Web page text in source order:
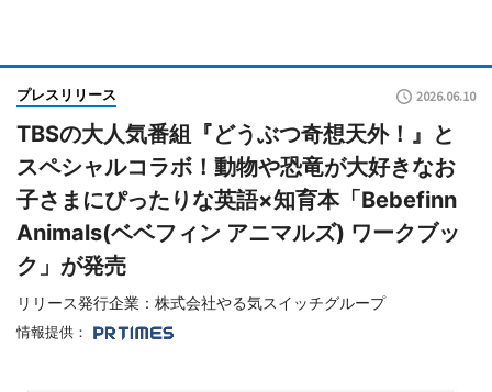
プレスリリース 2026.06.10
TBSの大人気番組『どうぶつ奇想天外！』と
スペシャルコラボ！動物や恐竜が大好きなお
子さまにぴったりな英語×知育本「Bebefinn
Animals(ベベフィン アニマルズ) ワークブッ
ク」が発売
リリース発行企業：株式会社やる気スイッチグループ
情報提供：